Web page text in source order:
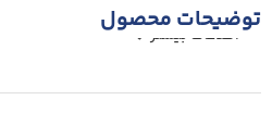
توضیحات محصول
اطلاعات بیشتر